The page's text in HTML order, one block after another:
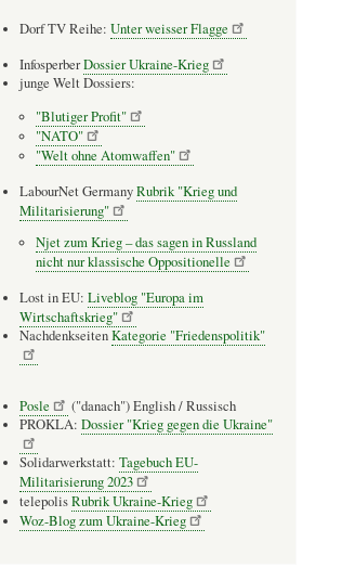
Dorf TV Reihe: Unter weisser Flagge
InfosperberDossier Ukraine-Krieg
junge Welt Dossiers:
"Blutiger Profit"
"NATO"
"Welt ohne Atomwaffen"
LabourNet GermanyRubrik "Krieg und
Militarisierung"
Njet zum Krieg – das sagen in Russland
nicht nur klassische Oppositionelle
Lost in EU: Liveblog "Europa im
Wirtschaftskrieg"
NachdenkseitenKategorie "Friedenspolitik"
Posle
("danach") English / Russisch
PROKLA: Dossier "Krieg gegen die Ukraine"
Solidarwerkstatt: Tagebuch EU-
Militarisierung 2023
telepolisRubrik Ukraine-Krieg
Woz-Blog zum Ukraine-Krieg